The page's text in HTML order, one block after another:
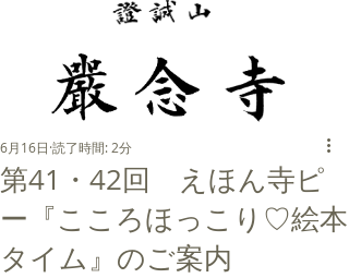
第41・42回 えほん寺ピ
ー『こころほっこり♡絵本
タイム』のご案内
6月16日 読了時間: 2分